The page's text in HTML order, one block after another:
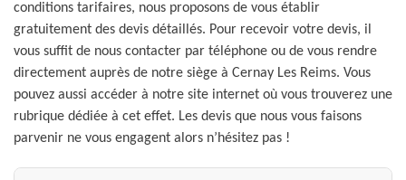
conditions tarifaires, nous proposons de vous établir
gratuitement des devis détaillés. Pour recevoir votre devis, il
vous suffit de nous contacter par téléphone ou de vous rendre
directement auprès de notre siège à Cernay Les Reims. Vous
pouvez aussi accéder à notre site internet où vous trouverez une
rubrique dédiée à cet effet. Les devis que nous vous faisons
parvenir ne vous engagent alors n’hésitez pas !